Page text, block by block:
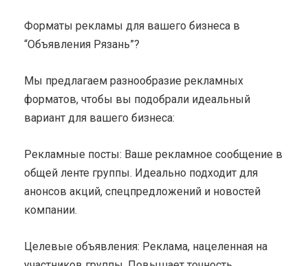
Форматы рекламы для вашего бизнеса в
“Объявления Рязань”?
Мы предлагаем разнообразие рекламных
форматов, чтобы вы подобрали идеальный
вариант для вашего бизнеса:
Рекламные посты: Ваше рекламное сообщение в
общей ленте группы. Идеально подходит для
анонсов акций, спецпредложений и новостей
компании.
Целевые объявления: Реклама, нацеленная на